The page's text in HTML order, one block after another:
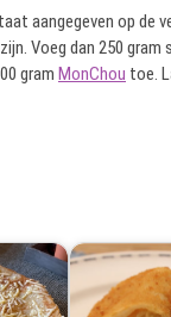
aangegeven op de
Voeg dan 250
gram MonChou toe.